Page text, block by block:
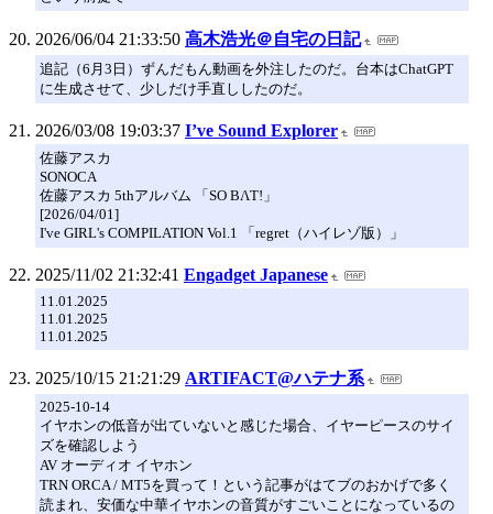
2026/06/04 21:33:50 高木浩光＠自宅の日記
追記（6月3日）ずんだもん動画を外注したのだ。台本はChatGPT
に生成させて、少しだけ手直ししたのだ。
2026/03/08 19:03:37 I’ve Sound Explorer
佐藤アスカ
SONOCA
佐藤アスカ 5thアルバム 「SO BΛT!」
[2026/04/01]
I've GIRL's COMPILATION Vol.1 「regret（ハイレゾ版）」
2025/11/02 21:32:41 Engadget Japanese
11.01.2025
11.01.2025
11.01.2025
2025/10/15 21:21:29 ARTIFACT@ハテナ系
2025-10-14
イヤホンの低音が出ていないと感じた場合、イヤーピースのサイ
ズを確認しよう
AV オーディオ イヤホン
TRN ORCA / MT5を買って！という記事がはてブのおかげで多く
読まれ、安価な中華イヤホンの音質がすごいことになっているの